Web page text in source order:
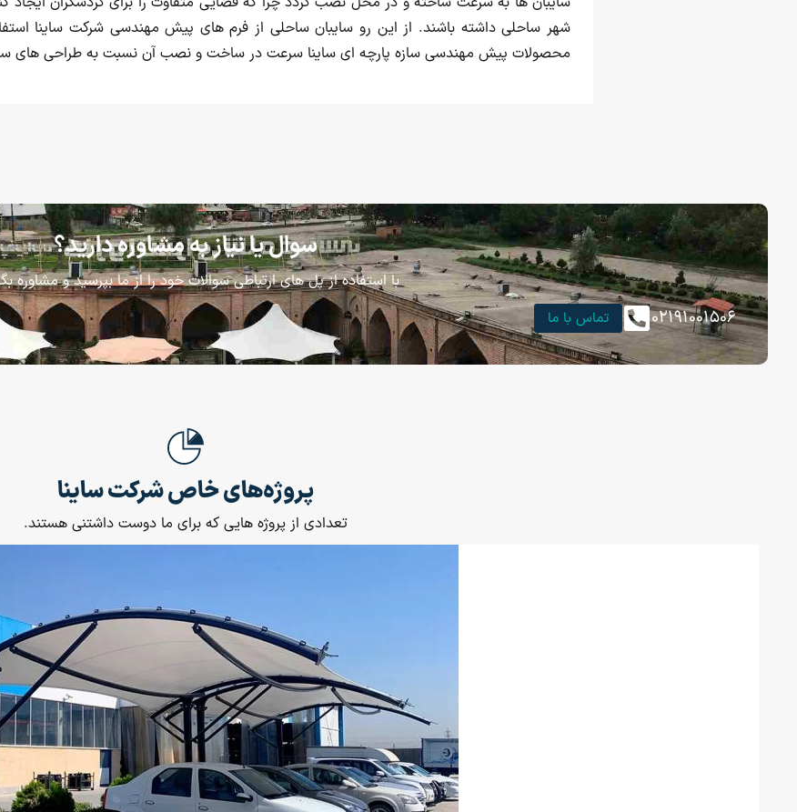
شهر ساحلی داشته باشند. از این رو سایبان ساحلی از فرم های پیش مهندسی شرکت ساینا
محصولات پیش مهندسی سازه پارچه ای ساینا سرعت در ساخت و نصب آن نسبت به طراحی های
سوال یا نیاز به مشاوره دارید؟
با استفاده از پل های ارتباطی سوالات خود را از ما بپرسید و مشاوره
۰۲۱۹۱۰۰۱۵۰۶ تماس با ما
پروژه‌های خاص شرکت ساینا
تعدادی از پروژه هایی که برای ما دوست داشتنی هستند.